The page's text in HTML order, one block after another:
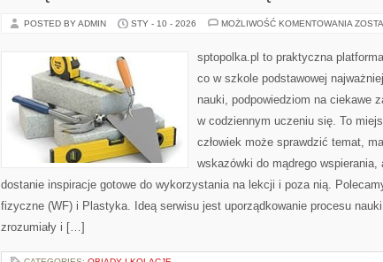
POSTED BY ADMIN STY - 10 - 2026 MOŻLIWOŚĆ KOMENTOWANIA
sptopolka.pl to praktyczna
co w szkole podstawowej
nauki, podpowiedziom na ciekawe
w codziennym uczeniu się. To
człowiek może sprawdzić temat,
wskazówki do mądrego wspierania,
dostanie inspiracje gotowe do wykorzystania na lekcji i poza nią.
fizyczne (WF) i Plastyka. Ideą serwisu jest uporządkowanie procesu
zrozumiały i […]